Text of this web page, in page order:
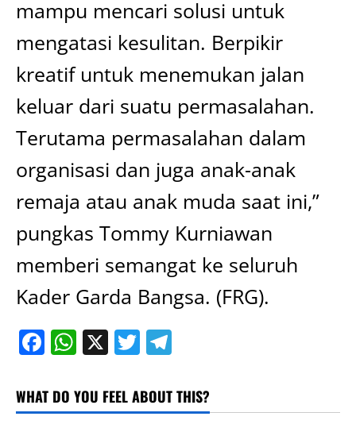
mampu mencari solusi untuk
mengatasi kesulitan. Berpikir
kreatif untuk menemukan jalan
keluar dari suatu permasalahan.
Terutama permasalahan dalam
organisasi dan juga anak-anak
remaja atau anak muda saat ini,”
pungkas Tommy Kurniawan
memberi semangat ke seluruh
Kader Garda Bangsa. (FRG).
Facebook
WhatsApp
X Twitter
WHAT DO YOU FEEL ABOUT THIS?